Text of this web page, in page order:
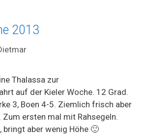
2013
Thalassa zur
auf der Kieler Woche. 12 Grad.
3, Boen 4-5. Ziemlich frisch aber
ersten mal mit Rahsegeln.
bringt aber wenig Höhe 🙂